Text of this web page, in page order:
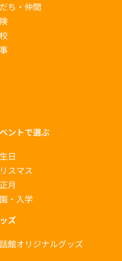
ち・仲間
ントで選ぶ
日
スマス
月
・入学
ズ
館オリジナルグッズ